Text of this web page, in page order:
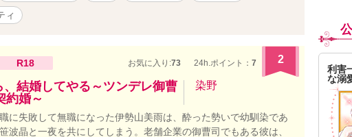
ィ
R18 お気に入り:73 24h.ポイント： 7 2
、結婚してやる～ツンデレ御曹
約婚～
染野
に失敗して無職になった伊勢山美雨は、酔った勢いで幼馴染であ
波晶と一夜を共にしてしまう。老舗企業の御曹司でもある彼は、
利害
な溺